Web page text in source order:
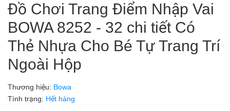
Đồ Chơi Trang Điểm Nhập Vai
BOWA 8252 - 32 chi tiết Có
Thẻ Nhựa Cho Bé Tự Trang Trí
Ngoài Hộp
Thương hiệu: Bowa
Tình trạng: Hết hàng